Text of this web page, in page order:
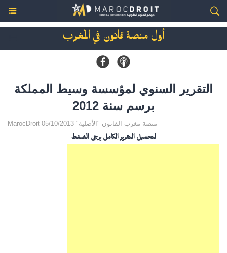
أول منصة قانون في المغرب
التقرير السنوي لمؤسسة وسيط المملكة
برسم سنة 2012
MarocDroit منصة مغرب القانون "الأصلية" 05/10/2013
لتحميل التقرير الكامل يرجى الضغط